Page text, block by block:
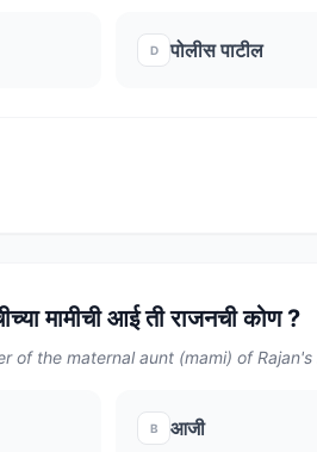
D पोलीस पाटील
मामीची आई ती राजनची कोण ?
of the maternal aunt (mami) of Rajan's
B आजी